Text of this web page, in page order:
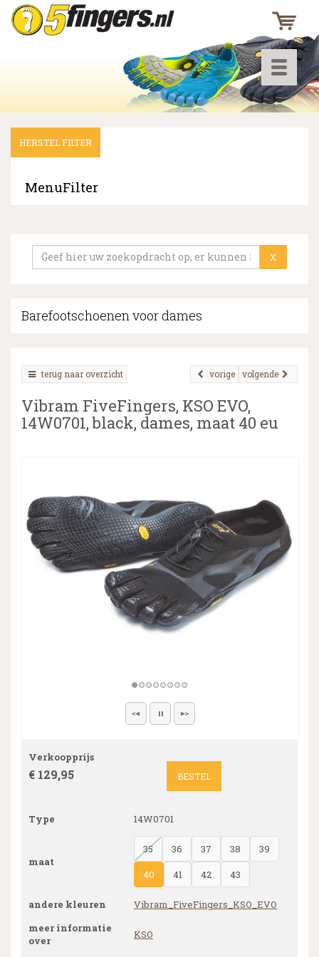
Toggle
▼
▼
HERSTEL FILTER
MenuFilter
X
Barefootschoenen voor dames
terug naar overzicht volgende
vorige
Vibram FiveFingers, KSO EVO,
14W0701, black, dames, maat 40 eu
Verkoopprijs
€ 129,95 BESTEL
Type 14W0701
maat
35 36 37 38
39
40
41 42 43
andere kleuren
Vibram_FiveFingers_KSO_EVO
meer informatie
over
KSO